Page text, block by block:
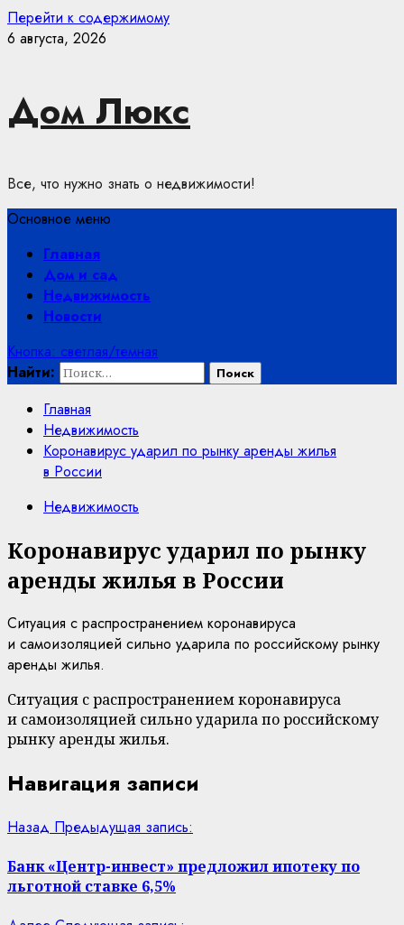
Перейти к содержимому
6 августа, 2026
Дом Люкс
Все, что нужно знать о недвижимости!
Основное меню
Главная
Дом и сад
Недвижимость
Новости
Кнопка: светлая/темная
Найти:
Главная
Недвижимость
Коронавирус ударил по рынку аренды жилья
в России
Недвижимость
Коронавирус ударил по рынку
аренды жилья в России
Ситуация с распространением коронавируса
и самоизоляцией сильно ударила по российскому рынку
аренды жилья.
Ситуация с распространением коронавируса
и самоизоляцией сильно ударила по российскому
рынку аренды жилья.
Навигация записи
Назад Предыдущая запись:
Банк «Центр-инвест» предложил ипотеку по
льготной ставке 6,5%